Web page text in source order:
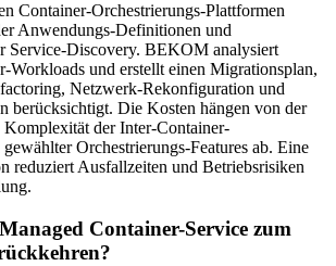
Container-Orchestrierungs-Plattformen
Anwendungs-Definitionen und
Service-Discovery. BEKOM analysiert
Workloads und erstellt einen Migrationsplan,
Netzwerk-Rekonfiguration und
berücksichtigt. Die Kosten hängen von der
Komplexität der Inter-Container-
Orchestrierungs-Features ab. Eine
reduziert Ausfallzeiten und Betriebsrisiken
Container-Service zum